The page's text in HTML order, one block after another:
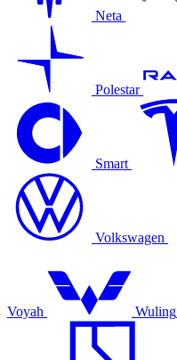
Neta
Polestar
Smart
Volkswagen
Voyah Wuling